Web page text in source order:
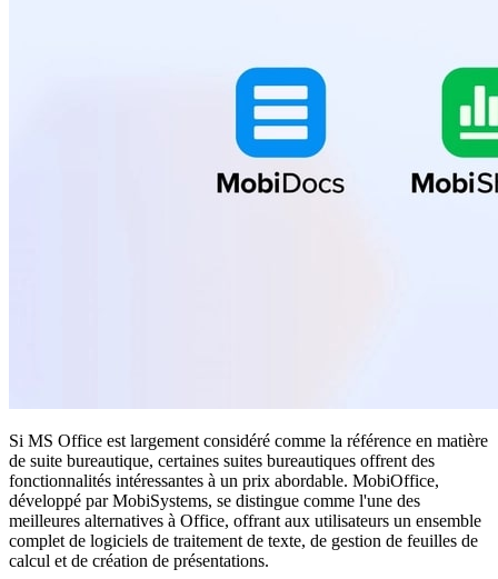
Si MS Office est largement considéré comme la référence en matière
de suite bureautique, certaines suites bureautiques offrent des
fonctionnalités intéressantes à un prix abordable. MobiOffice,
développé par MobiSystems, se distingue comme l'une des
meilleures alternatives à Office, offrant aux utilisateurs un ensemble
complet de logiciels de traitement de texte, de gestion de feuilles de
calcul et de création de présentations.